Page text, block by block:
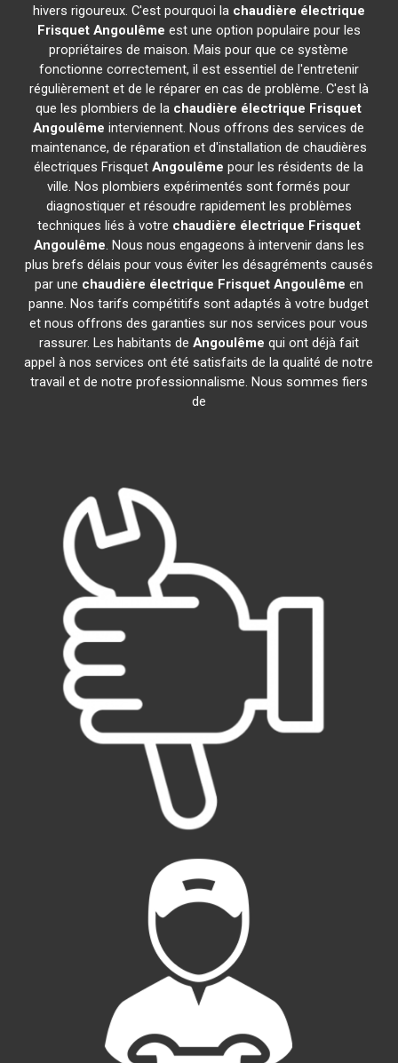
hivers rigoureux. C'est pourquoi la chaudière électrique
Frisquet Angoulême est une option populaire pour les
propriétaires de maison. Mais pour que ce système
fonctionne correctement, il est essentiel de l'entretenir
régulièrement et de le réparer en cas de problème. C'est là
que les plombiers de la chaudière électrique Frisquet
Angoulême interviennent. Nous offrons des services de
maintenance, de réparation et d'installation de chaudières
électriques FrisquetAngoulême pour les résidents de la
ville. Nos plombiers expérimentés sont formés pour
diagnostiquer et résoudre rapidement les problèmes
techniques liés à votre chaudière électrique Frisquet
Angoulême. Nous nous engageons à intervenir dans les
plus brefs délais pour vous éviter les désagréments causés
par une chaudière électrique Frisquet Angoulême en
panne. Nos tarifs compétitifs sont adaptés à votre budget
et nous offrons des garanties sur nos services pour vous
rassurer. Les habitants de Angoulême qui ont déjà fait
appel à nos services ont été satisfaits de la qualité de notre
travail et de notre professionnalisme. Nous sommes fiers
de